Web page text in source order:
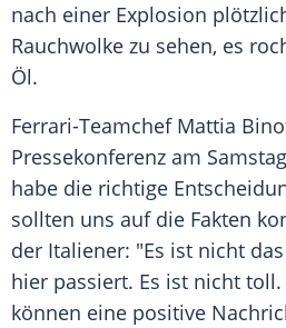
nach einer Explosion
Rauchwolke zu sehen, es
Öl.
Ferrari-Teamchef Mattia
Pressekonferenz am
habe die richtige
sollten uns auf die Fakten
der Italiener: "Es ist nicht
hier passiert. Es ist nicht
können eine positive